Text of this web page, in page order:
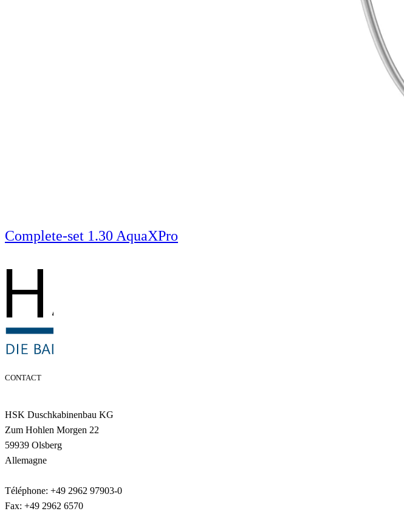
Complete-set 1.30 AquaXPro
CONTACT
HSK Duschkabinenbau KG
Zum Hohlen Morgen 22
59939 Olsberg
Allemagne
Téléphone: +49 2962 97903-0
Fax: +49 2962 6570